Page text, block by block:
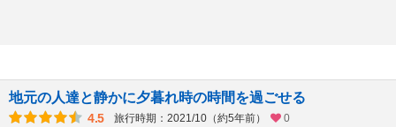
地元の人達と静かに夕暮れ時の時間を過ごせる
4.5 旅行時期：2021/10（約5年前）
0